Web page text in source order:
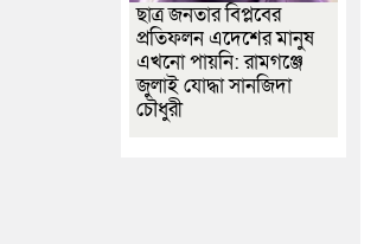
ছাত্র জনতার বিপ্লবের
প্রতিফলন এদেশের মানুষ
এখনো পায়নি: রামগঞ্জে
জুলাই যোদ্ধা সানজিদা
চৌধুরী